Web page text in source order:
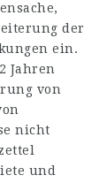
der
ein.
Jahren
von
nicht
und